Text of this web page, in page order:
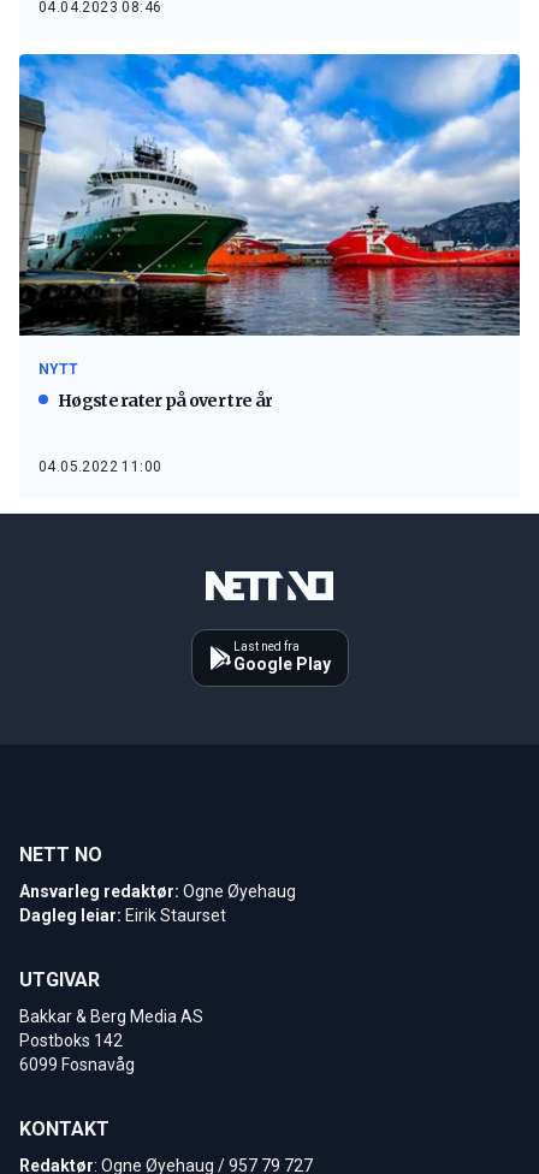
04.04.2023 08:46
NYTT
Høgste rater på over tre år
04.05.2022 11:00
Last ned fra
Google Play
NETT NO
Ansvarleg redaktør: Ogne Øyehaug
Dagleg leiar: Eirik Staurset
UTGIVAR
Bakkar & Berg Media AS
Postboks 142
6099 Fosnavåg
KONTAKT
Redaktør: Ogne Øyehaug / 957 79 727